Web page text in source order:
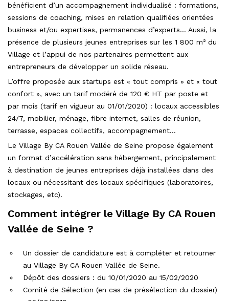
bénéficient d’un accompagnement individualisé : formations,
sessions de coaching, mises en relation qualifiées orientées
business et/ou expertises, permanences d’experts… Aussi, la
présence de plusieurs jeunes entreprises sur les 1 800 m² du
Village et l’appui de nos partenaires permettent aux
entrepreneurs de développer un solide réseau.
L’offre proposée aux startups est « tout compris » et « tout
confort », avec un tarif modéré de 120 € HT par poste et
par mois (tarif en vigueur au 01/01/2020) : locaux accessibles
24/7, mobilier, ménage, fibre internet, salles de réunion,
terrasse, espaces collectifs, accompagnement…
Le Village By CA Rouen Vallée de Seine propose également
un format d’accélération sans hébergement, principalement
à destination de jeunes entreprises déjà installées dans des
locaux ou nécessitant des locaux spécifiques (laboratoires,
stockages, etc).
Comment intégrer le Village By CA Rouen
Vallée de Seine ?
Un dossier de candidature est à compléter et retourner
au Village By CA Rouen Vallée de Seine.
Dépôt des dossiers : du 10/01/2020 au 15/02/2020
Comité de Sélection (en cas de présélection du dossier)